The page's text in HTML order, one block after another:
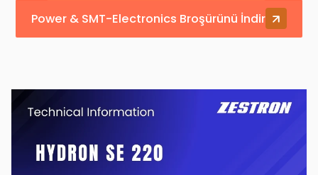
Power & SMT-Electronics Broşürünü İndir